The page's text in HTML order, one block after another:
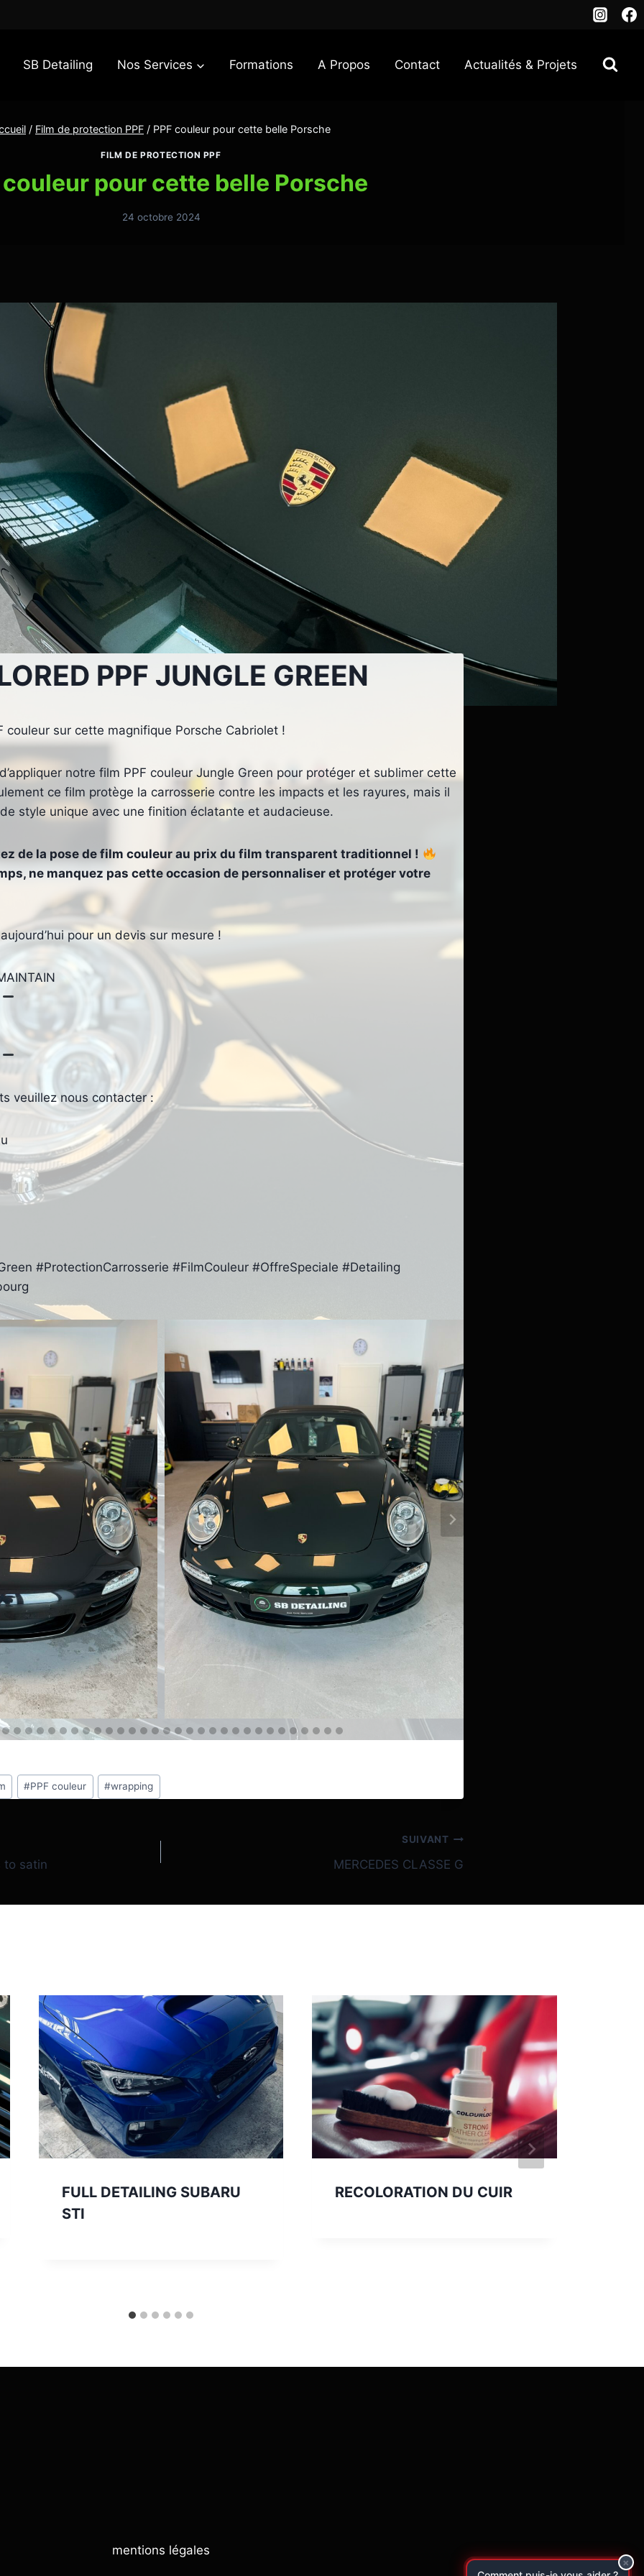
SB Detailing
Nos Services Formations A Propos Contact Actualités & Projets
/ Film de protection PPF / PPF couleur pour cette belle Porsche
FILM DE PROTECTION PPF
couleur pour cette belle Porsche
24 octobre 2024
PPF JUNGLE GREEN
couleur sur cette magnifique Porsche Cabriolet !
notre film PPF couleur Jungle Green pour protéger et sublimer cette
ce film protège la carrosserie contre les impacts et les rayures, mais il
style unique avec une finition éclatante et audacieuse.
de la pose de film couleur au prix du film transparent traditionnel !
ne manquez pas cette occasion de personnaliser et protéger votre
pour un devis sur mesure !
veuillez nous contacter :
#ProtectionCarrosserie #FilmCouleur #OffreSpeciale #Detailing
#PPF couleur #wrapping
to satin
SUIVANT
MERCEDES CLASSE G
FULL DETAILING SUBARU
STI
RECOLORATION DU CUIR
mentions légales